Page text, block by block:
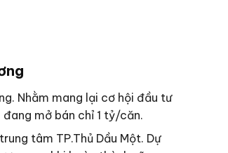
Nhằm mang lại cơ hội đầu tư
đang mở bán chỉ 1 tỷ/căn.
tâm TP.Thủ Dầu Một. Dự